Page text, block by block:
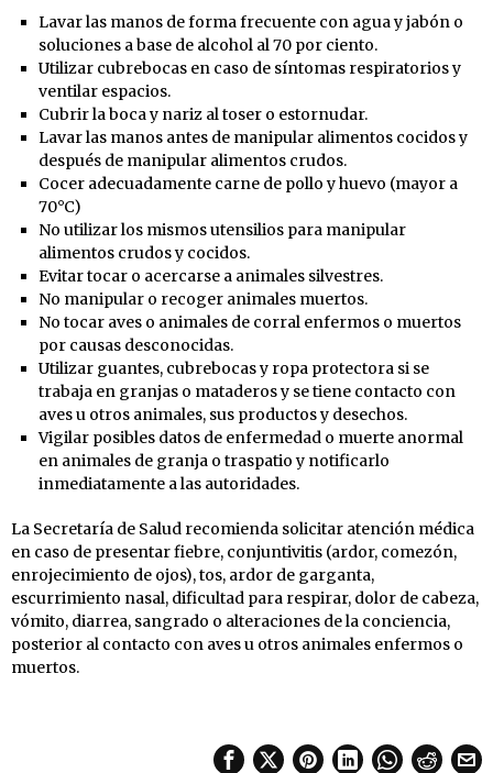
Lavar las manos de forma frecuente con agua y jabón o
soluciones a base de alcohol al 70 por ciento.
Utilizar cubrebocas en caso de síntomas respiratorios y
ventilar espacios.
Cubrir la boca y nariz al toser o estornudar.
Lavar las manos antes de manipular alimentos cocidos y
después de manipular alimentos crudos.
Cocer adecuadamente carne de pollo y huevo (mayor a
70°C)
No utilizar los mismos utensilios para manipular
alimentos crudos y cocidos.
Evitar tocar o acercarse a animales silvestres.
No manipular o recoger animales muertos.
No tocar aves o animales de corral enfermos o muertos
por causas desconocidas.
Utilizar guantes, cubrebocas y ropa protectora si se
trabaja en granjas o mataderos y se tiene contacto con
aves u otros animales, sus productos y desechos.
Vigilar posibles datos de enfermedad o muerte anormal
en animales de granja o traspatio y notificarlo
inmediatamente a las autoridades.
La Secretaría de Salud recomienda solicitar atención médica
en caso de presentar fiebre, conjuntivitis (ardor, comezón,
enrojecimiento de ojos), tos, ardor de garganta,
escurrimiento nasal, dificultad para respirar, dolor de cabeza,
vómito, diarrea, sangrado o alteraciones de la conciencia,
posterior al contacto con aves u otros animales enfermos o
muertos.